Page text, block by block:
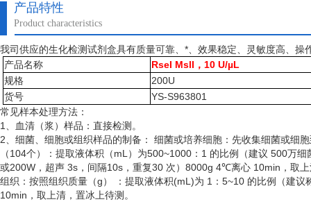
产品特性
Product characteristics
我司供应的生化检测试剂盒具有质量可靠、*、效果稳定、灵敏度高、操
产品名称
RseI MslI，10 U/µL
规格
200U
货号
YS-S963801
常见样本处理方法：
1、血清（浆）样品：直接检测。
2、细菌、细胞或组织样品的制备： 细菌或培养细胞：先收集细菌或细
（104个）：提取液体积（mL）为500~1000：1 的比例（建议 500万
或200W，超声 3s，间隔10s，重复30 次）8000g 4℃离心 10min，取
组织：按照组织质量（g） ：提取液体积(mL)为 1：5~10 的比例（建
10min，取上清，置冰上待测。